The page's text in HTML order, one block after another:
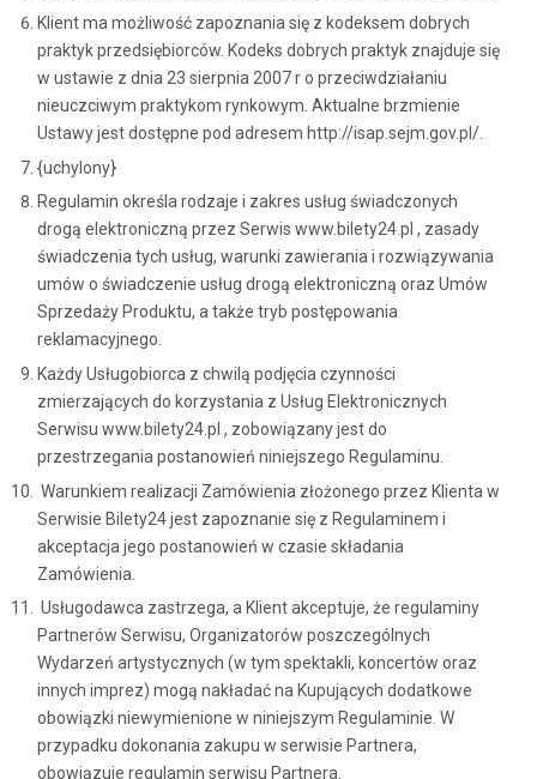
Klient ma możliwość zapoznania się z kodeksem dobrych
praktyk przedsiębiorców. Kodeks dobrych praktyk znajduje się
w ustawie z dnia 23 sierpnia 2007 r o przeciwdziałaniu
nieuczciwym praktykom rynkowym. Aktualne brzmienie
Ustawy jest dostępne pod adresem http://isap.sejm.gov.pl/.
{uchylony}
Regulamin określa rodzaje i zakres usług świadczonych
drogą elektroniczną przez Serwis www.bilety24.pl , zasady
świadczenia tych usług, warunki zawierania i rozwiązywania
umów o świadczenie usług drogą elektroniczną oraz Umów
Sprzedaży Produktu, a także tryb postępowania
reklamacyjnego.
Każdy Usługobiorca z chwilą podjęcia czynności
zmierzających do korzystania z Usług Elektronicznych
Serwisu www.bilety24.pl , zobowiązany jest do
przestrzegania postanowień niniejszego Regulaminu.
Warunkiem realizacji Zamówienia złożonego przez Klienta w
Serwisie Bilety24 jest zapoznanie się z Regulaminem i
akceptacja jego postanowień w czasie składania
Zamówienia.
Usługodawca zastrzega, a Klient akceptuje, że regulaminy
Partnerów Serwisu, Organizatorów poszczególnych
Wydarzeń artystycznych (w tym spektakli, koncertów oraz
innych imprez) mogą nakładać na Kupujących dodatkowe
obowiązki niewymienione w niniejszym Regulaminie. W
przypadku dokonania zakupu w serwisie Partnera,
obowiązuje regulamin serwisu Partnera.